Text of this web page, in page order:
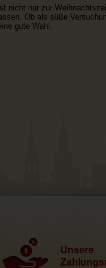
nicht nur zur
Ob als süße
gute Wahl.
Unsere